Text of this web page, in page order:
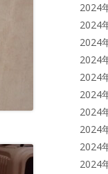
2024
2024
2024
2024
2024
2024
2024
2024
2024
2024